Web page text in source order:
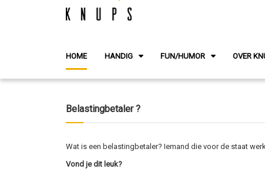
HOME HANDIG FUN/HUMOR OVER
Belastingbetaler ?
Wat is een belastingbetaler? Iemand die voor de staat
Vond je dit leuk?